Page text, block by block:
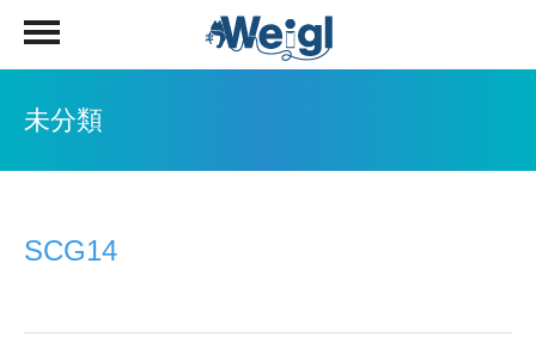
未分類
SCG14